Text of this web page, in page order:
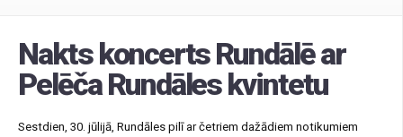
Nakts koncerts Rundālē ar
Pelēča Rundāles kvintetu
Sestdien, 30. jūlijā, Rundāles pilī ar četriem dažādiem notikumiem